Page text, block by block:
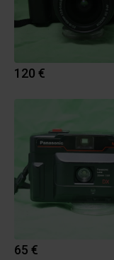
120 €
65 €